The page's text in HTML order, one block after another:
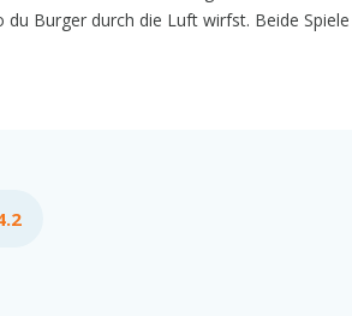
Burger durch die Luft wirfst. Beide Spiele